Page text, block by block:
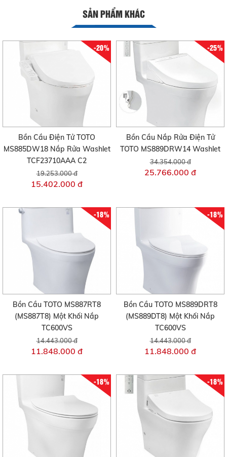
SẢN PHẨM KHÁC
-20%
Bồn Cầu Điện Tử TOTO
MS885DW18 Nắp Rửa Washlet
TCF23710AAA C2
19.253.000 đ
15.402.000 đ
-25%
Bồn Cầu Nắp Rửa Điện Tử
TOTO MS889DRW14 Washlet
34.354.000 đ
25.766.000 đ
-18%
Bồn Cầu TOTO MS887RT8
(MS887T8) Một Khối Nắp
TC600VS
14.443.000 đ
11.848.000 đ
-18%
Bồn Cầu TOTO MS889DRT8
(MS889DT8) Một Khối Nắp
TC600VS
14.443.000 đ
11.848.000 đ
-18% -18%